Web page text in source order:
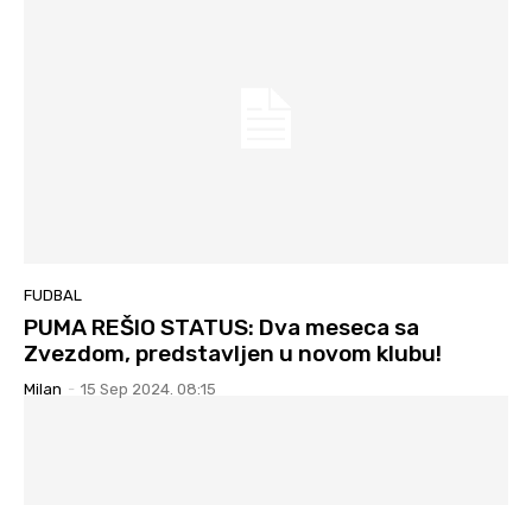
FUDBAL
PUMA REŠIO STATUS: Dva meseca sa
Zvezdom, predstavljen u novom klubu!
Milan - 15 Sep 2024. 08:15